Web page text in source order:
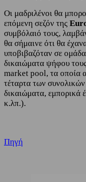
Οι μαδριλένοι θα
επόμενη σεζόν της
συμβόλαιό τους,
θα σήμαινε ότι θα
υποβιβαζόταν σε
δικαιώματα ψήφου
market pool, τα οποία
τέταρτα των
δικαιώματα, εμπορικά
κ.λπ.).
Πηγή